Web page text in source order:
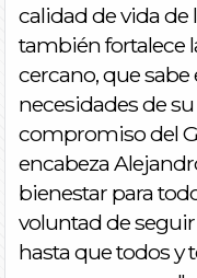
calidad de vida de
también fortalece
cercano, que
necesidades de
compromiso del
encabeza
bienestar para
voluntad de
hasta que todos y